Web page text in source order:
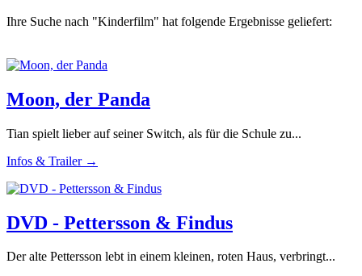
Ihre Suche nach "Kinderfilm" hat folgende Ergebnisse geliefert:
Moon, der Panda
Tian spielt lieber auf seiner Switch, als für die Schule zu...
Infos & Trailer →
DVD - Pettersson & Findus
Der alte Pettersson lebt in einem kleinen, roten Haus, verbringt...